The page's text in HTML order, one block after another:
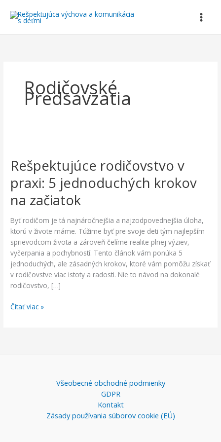
obsah
Rodičovské
Predsavzatia
Rešpektujúce rodičovstvo v
praxi: 5 jednoduchých krokov
na začiatok
Byť rodičom je tá najnáročnejšia a najzodpovednejšia úloha,
ktorú v živote máme. Túžime byť pre svoje deti tým najlepším
sprievodcom života a zároveň čelíme realite plnej výziev,
vyčerpania a pochybností. Tento článok vám ponúka 5
jednoduchých, ale zásadných krokov, ktoré vám pomôžu získať
v rodičovstve viac istoty a radosti. Nie to návod na dokonalé
rodičovstvo, […]
v
praxi:
5
jednoduchých
krokov
na
začiatok
Čítať viac »
Všeobecné obchodné podmienky
GDPR
Kontakt
Zásady používania súborov cookie (EÚ)